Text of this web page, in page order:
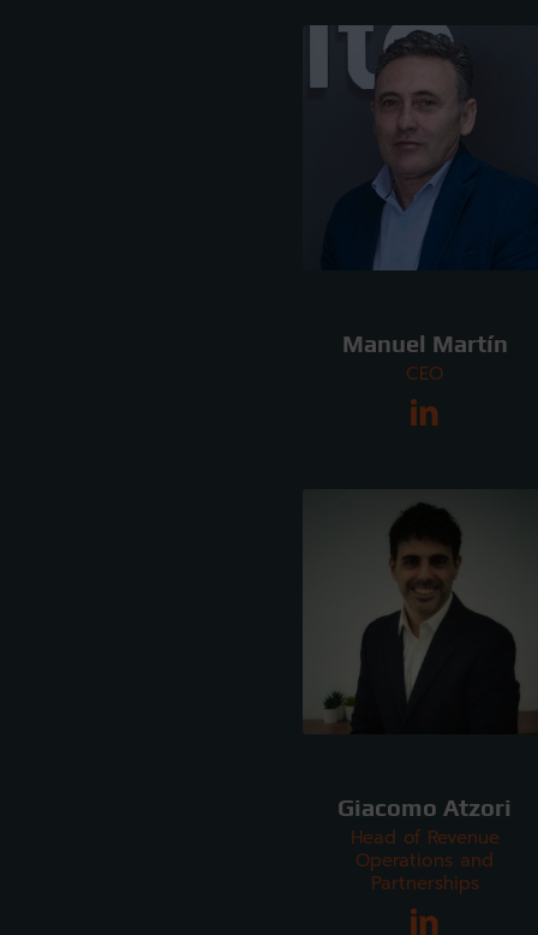
Manuel Martín
CEO
Giacomo Atzori
Head of Revenue
Operations and
Partnerships